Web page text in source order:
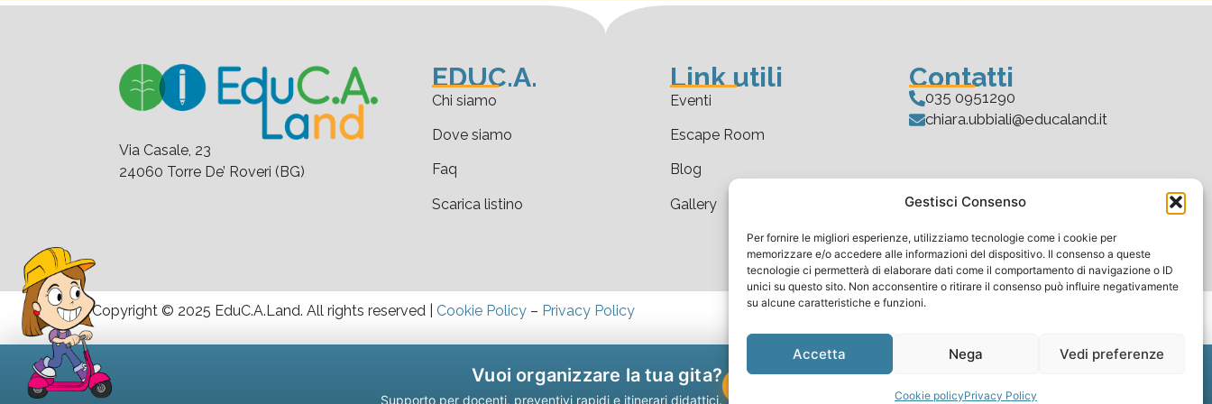
Gestisci Consenso
Per fornire le migliori esperienze, utilizziamo tecnologie come i cookie per
memorizzare e/o accedere alle informazioni del dispositivo. Il consenso a queste
tecnologie ci permetterà di elaborare dati come il comportamento di navigazione o ID
unici su questo sito. Non acconsentire o ritirare il consenso può influire negativamente
su alcune caratteristiche e funzioni.
Accetta Nega Vedi preferenze
Cookie policyPrivacy Policy
Via Casale, 23
24060 Torre De’ Roveri (BG)
EDUC.A.
Chi siamo
Dove siamo
Faq
Scarica listino
Link utili
Eventi
Escape Room
Blog
Gallery
Contatti
035 0951290
chiara.ubbiali@educaland.it
Copyright © 2025 EduC.A.Land. All rights reserved | Cookie Policy – Privacy Policy
Vuoi organizzare la tua gita?
Supporto per docenti, preventivi rapidi e itinerari didattici.